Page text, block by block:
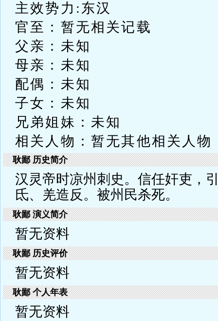
主效势力:东汉
官至：暂无相关记载
父亲：未知
母亲：未知
配偶：未知
子女：未知
兄弟姐妹：未知
相关人物：暂无其他相关人物
耿鄙 历史简介
汉灵帝时凉州刺史。信任奸吏，
氐、羌造反。被州民杀死。
耿鄙 演义简介
暂无资料
耿鄙 历史评价
暂无资料
耿鄙 个人年表
暂无资料